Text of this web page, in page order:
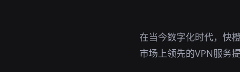
在当今数字化时代，快
市场上领先的VPN服务